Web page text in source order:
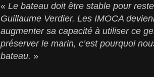
« Le bateau doit être stable pour
Guillaume Verdier. Les IMOCA
augmenter sa capacité à utiliser ce
préserver le marin, c’est pourquoi
bateau. »